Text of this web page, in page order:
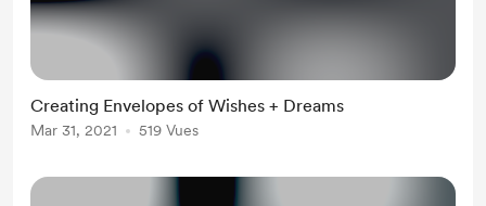
Creating Envelopes of Wishes + Dreams
Mar 31, 2021 519 Vues